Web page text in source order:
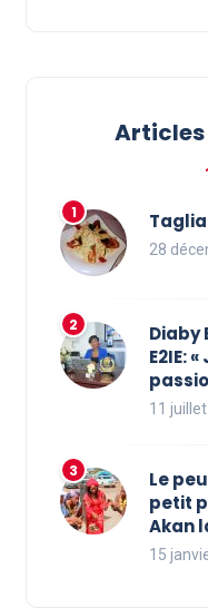
28
Diaby
E2IE:
11 juillet
Le
petit
Akan
15